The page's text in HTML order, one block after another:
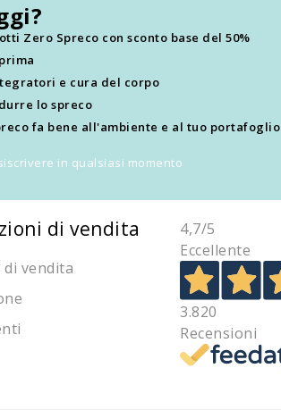
Zero Spreco con sconto base del 50%
e cura del corpo
lo spreco
fa bene all'ambiente e al tuo portafoglio
in qualsiasi momento
di vendita
vendita
4,7/5
Eccellente
3.820
Recensioni